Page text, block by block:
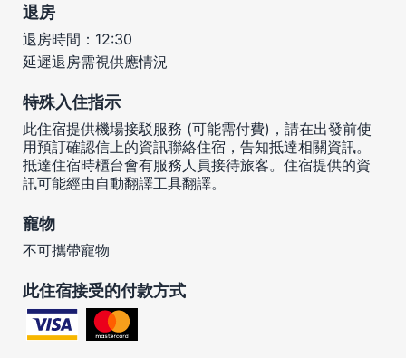
退房
退房時間：12:30
延遲退房需視供應情況
特殊入住指示
此住宿提供機場接駁服務 (可能需付費)，請在出發前使
用預訂確認信上的資訊聯絡住宿，告知抵達相關資訊。
抵達住宿時櫃台會有服務人員接待旅客。住宿提供的資
訊可能經由自動翻譯工具翻譯。
寵物
不可攜帶寵物
此住宿接受的付款方式